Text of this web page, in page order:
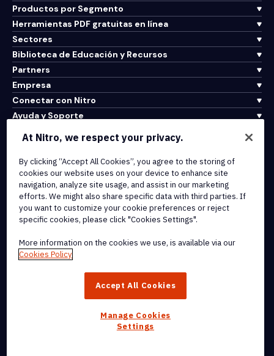
Productos por Segmento
Herramientas PDF gratuitas en línea
Sectores
Biblioteca de Educación y Recursos
Partners
Empresa
Conectar con Nitro
Ayuda y Soporte
Terms of Service
Cookie Policy
Copyright Policy
All Terms & Policies
trademarks, of Nitro Software, Inc. or its affiliates in the United
At Nitro, we respect your privacy.
By clicking “Accept All Cookies”, you agree to the storing of
cookies our website uses on your device to enhance site
navigation, analyze site usage, and assist in our marketing
efforts. We might also share specific data with third parties. If
you want to customize your cookie preferences or reject
specific cookies, please click "Cookies Settings".
More information on the cookies we use, is available via our
Cookies Policy
Accept All Cookies
Manage Cookies
Settings